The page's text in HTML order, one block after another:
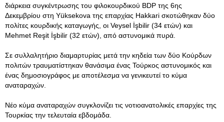
διάρκεια συγκέντρωσης του φιλοκουρδικού BDP της 6ης
Δεκεμβρίου στη Yüksekova της επαρχίας Hakkari σκοτώθηκαν δύο
πολίτες κουρδικής καταγωγής, οι Veysel İşbilir (34 ετών) και
Mehmet Reşit İşbilir (32 ετών), από αστυνομικά πυρά.
Σε συλλαλητήριο διαμαρτυρίας μετά την κηδεία των δύο Κούρδων
πολιτών τραυματίστηκαν θανάσιμα ένας Τούρκος αστυνομικός και
ένας δημοσιογράφος με αποτέλεσμα να γενικευτεί το κύμα
αναταραχών.
Nέο κύμα αναταραχών συγκλονίζει τις νοτιοανατολικές επαρχίες της
Τουρκίας την τελευταία εβδομάδα.